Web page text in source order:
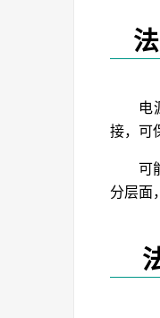
电
接，可
可
分层面